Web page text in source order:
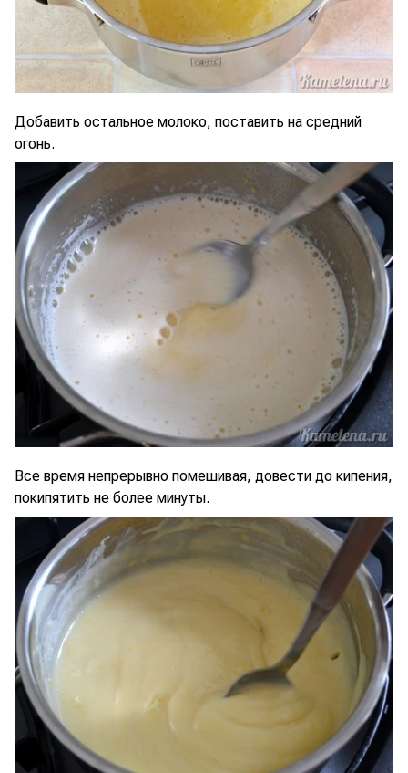
Добавить остальное молоко, поставить на средний
огонь.
Все время непрерывно помешивая, довести до кипения,
покипятить не более минуты.